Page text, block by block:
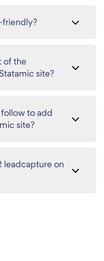
friendly?
of the
site?
to add
site?
leadcapture on